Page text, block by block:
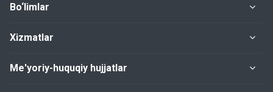
Bo‘limlar
Xizmatlar
Me'yoriy-huquqiy hujjatlar